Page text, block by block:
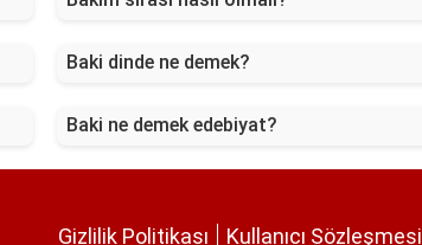
Baki dinde ne demek?
Baki ne demek edebiyat?
Gizlilik Politikası Kullanıcı Sözleşmesi